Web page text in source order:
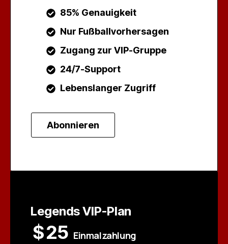
85% Genauigkeit
Nur Fußballvorhersagen
Zugang zur VIP-Gruppe
24/7-Support
Lebenslanger Zugriff
Abonnieren
Legends VIP-Plan
$25 Einmalzahlung